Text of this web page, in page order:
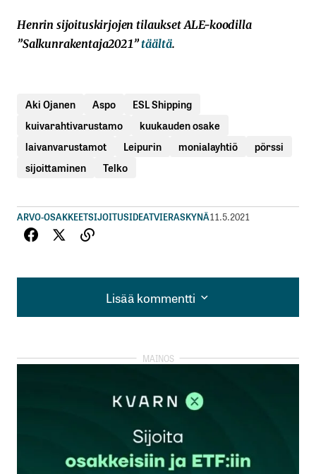
Henrin sijoituskirjojen tilaukset ALE-koodilla
”Salkunrakentaja2021”täältä.
Aki Ojanen Aspo
ESL Shipping
kuivarahtivarustamo
kuukauden osake
laivanvarustamot
Leipurin monialayhtiö
pörssi
sijoittaminen
Telko
ARVO-OSAKKEETSIJOITUSIDEATVIERASKYNÄ11.5.2021
Lisää kommentti
Lisää kommentti
kirjautua
rekisteröityä